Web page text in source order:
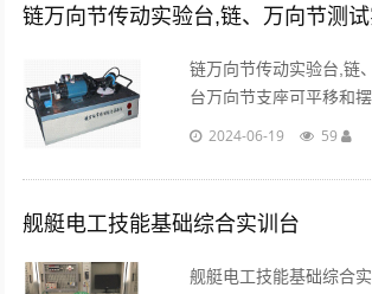
链万向节传动实验台,链、万向节测
链万向节传动实验台,链
台万向节支座可平移和
测试比较各种角度情况
2024-06-19 59
舰艇电工技能基础综合实训台
舰艇电工技能基础综合